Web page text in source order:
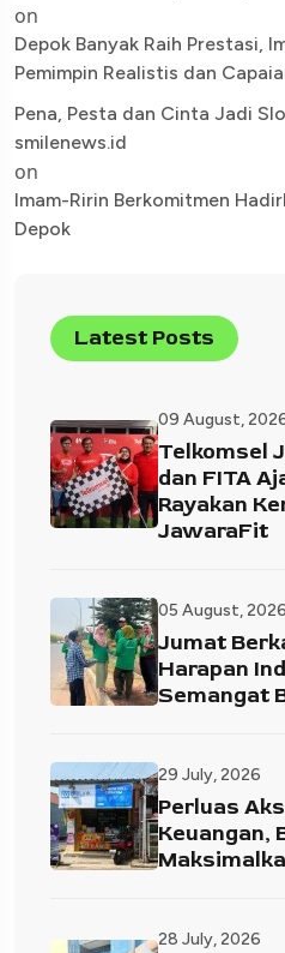
on
Depok Banyak Raih Prestasi,
Pemimpin Realistis dan
Pena, Pesta dan Cinta Jadi
smilenews.id
on
Imam-Ririn Berkomitmen
Depok
Latest Posts
09 August,
Telkomsel
dan FITA
Rayakan
JawaraFit
05 August, 2026
Jumat
Harapan
Semangat
29 July, 2026
Perluas
Keuangan,
28 July, 2026